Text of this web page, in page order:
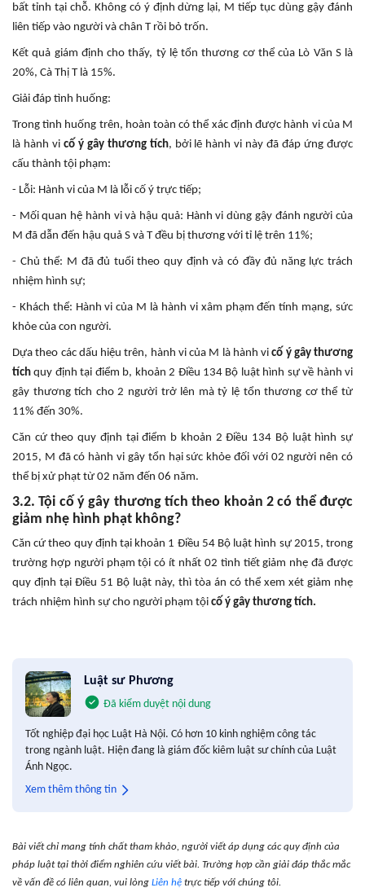
bất tỉnh tại chỗ. Không có ý định dừng lại, M tiếp tục dùng gậy đánh
liên tiếp vào người và chân T rồi bỏ trốn.
Kết quả giám định cho thấy, tỷ lệ tổn thương cơ thể của Lò Văn S là
20%, Cà Thị T là 15%.
Giải đáp tình huống:
Trong tình huống trên, hoàn toàn có thể xác định được hành vi của M
là hành vi cố ý gây thương tích, bởi lẽ hành vi này đã đáp ứng được
cấu thành tội phạm:
- Lỗi: Hành vi của M là lỗi cố ý trực tiếp;
- Mối quan hệ hành vi và hậu quả: Hành vi dùng gậy đánh người của
M đã dẫn đến hậu quả S và T đều bị thương với tỉ lệ trên 11%;
- Chủ thể: M đã đủ tuổi theo quy định và có đầy đủ năng lực trách
nhiệm hình sự;
- Khách thể: Hành vi của M là hành vi xâm phạm đến tính mạng, sức
khỏe của con người.
Dựa theo các dấu hiệu trên, hành vi của M là hành vicố ý gây thương
tích quy định tại điểm b, khoản 2 Điều 134 Bộ luật hình sự về hành vi
gây thương tích cho 2 người trở lên mà tỷ lệ tổn thương cơ thể từ
11% đến 30%.
Căn cứ theo quy định tại điểm b khoản 2 Điều 134 Bộ luật hình sự
2015, M đã có hành vi gây tổn hại sức khỏe đối với 02 người nên có
thể bị xử phạt từ 02 năm đến 06 năm.
3.2. Tội cố ý gây thương tích theo khoản 2 có thể được
giảm nhẹ hình phạt không?
Căn cứ theo quy định tại khoản 1 Điều 54 Bộ luật hình sự 2015, trong
trường hợp người phạm tội có ít nhất 02 tình tiết giảm nhẹ đã được
quy định tại Điều 51 Bộ luật này, thì tòa án có thể xem xét giảm nhẹ
trách nhiệm hình sự cho người phạm tội cố ý gây thương tích.
Luật sư Phương
Đã kiểm duyệt nội dung
Tốt nghiệp đại học Luật Hà Nội. Có hơn 10 kinh nghiệm công tác
trong ngành luật. Hiện đang là giám đốc kiêm luật sư chính của Luật
Ánh Ngọc.
Xem thêm thông tin
Bài viết chỉ mang tính chất tham khảo, người viết áp dụng các quy định của
pháp luật tại thời điểm nghiên cứu viết bài. Trường hợp cần giải đáp thắc mắc
về vấn đề có liên quan, vui lòng Liên hệ trực tiếp với chúng tôi.